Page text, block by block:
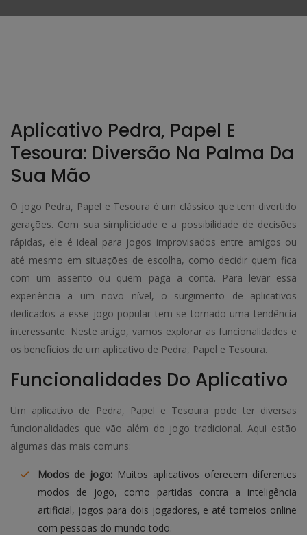
Aplicativo Pedra, Papel E
Tesoura: Diversão Na Palma Da
Sua Mão
O jogo Pedra, Papel e Tesoura é um clássico que tem divertido
gerações. Com sua simplicidade e a possibilidade de decisões
rápidas, ele é ideal para jogos improvisados entre amigos ou
até mesmo em situações de escolha, como decidir quem fica
com um assento ou quem paga a conta. Para levar essa
experiência a um novo nível, o surgimento de aplicativos
dedicados a esse jogo popular tem se tornado uma tendência
interessante. Neste artigo, vamos explorar as funcionalidades e
os benefícios de um aplicativo de Pedra, Papel e Tesoura.
Funcionalidades Do Aplicativo
Um aplicativo de Pedra, Papel e Tesoura pode ter diversas
funcionalidades que vão além do jogo tradicional. Aqui estão
algumas das mais comuns:
Modos de jogo: Muitos aplicativos oferecem diferentes
modos de jogo, como partidas contra a inteligência
artificial, jogos para dois jogadores, e até torneios online
com pessoas do mundo todo.